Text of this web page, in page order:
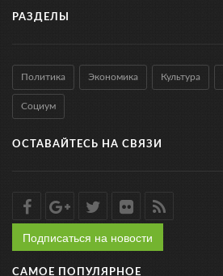
РАЗДЕЛЫ
Политика Экономика Культура
Социум
ОСТАВАЙТЕСЬ НА СВЯЗИ
Подписаться на новости
САМОЕ ПОПУЛЯРНОЕ